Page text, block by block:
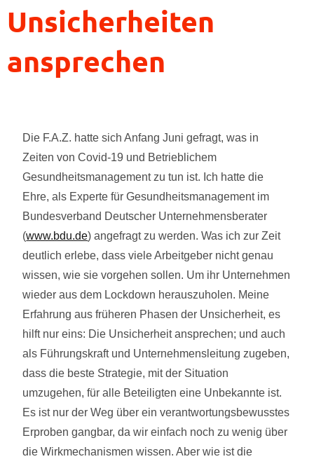
Unsicherheiten
ansprechen
Die F.A.Z. hatte sich Anfang Juni gefragt, was in
Zeiten von Covid-19 und Betrieblichem
Gesundheitsmanagement zu tun ist. Ich hatte die
Ehre, als Experte für Gesundheitsmanagement im
Bundesverband Deutscher Unternehmensberater
(www.bdu.de) angefragt zu werden. Was ich zur Zeit
deutlich erlebe, dass viele Arbeitgeber nicht genau
wissen, wie sie vorgehen sollen. Um ihr Unternehmen
wieder aus dem Lockdown herauszuholen. Meine
Erfahrung aus früheren Phasen der Unsicherheit, es
hilft nur eins: Die Unsicherheit ansprechen; und auch
als Führungskraft und Unternehmensleitung zugeben,
dass die beste Strategie, mit der Situation
umzugehen, für alle Beteiligten eine Unbekannte ist.
Es ist nur der Weg über ein verantwortungsbewusstes
Erproben gangbar, da wir einfach noch zu wenig über
die Wirkmechanismen wissen. Aber wie ist die